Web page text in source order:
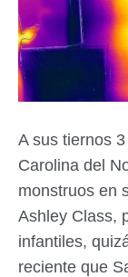
A sus tiernos
Carolina del
monstruos en
Ashley Class,
infantiles,
reciente que